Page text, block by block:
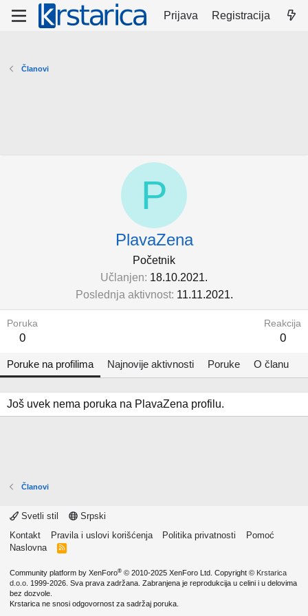
Prijava Registracija
Članovi
P
PlavaZena
Početnik
Učlanjen 18.10.2021.
Poslednja aktivnost 11.11.2021.
Poruka
0
Reakcija
0
Poruke na profilima Najnovije aktivnosti Poruke O članu
Još uvek nema poruka na PlavaZena profilu.
Članovi
Svetli stil
Srpski
Kontakt
Pravila i uslovi korišćenja Politika privatnosti
Pomoć
Naslovna
R
Community platform by XenForo® © 2010-2025 XenForo Ltd. Copyright © Krstarica
d.o.o. 1999-2026. Sva prava zadržana. Zabranjena je reprodukcija u celini i u delovima
bez dozvole.
Krstarica ne snosi odgovornost za sadržaj poruka.